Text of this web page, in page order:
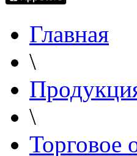
Главная
\
\
Торговое